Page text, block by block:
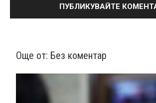
Още от: Без коментар